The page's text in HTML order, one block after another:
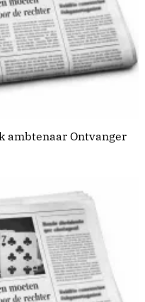
ambtenaar Ontvanger